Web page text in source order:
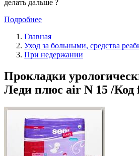
делать дальше ?
Подробнее
Главная
Уход за больными, средства
При недержании
Прокладки
Леди плюс air N 15 /Код